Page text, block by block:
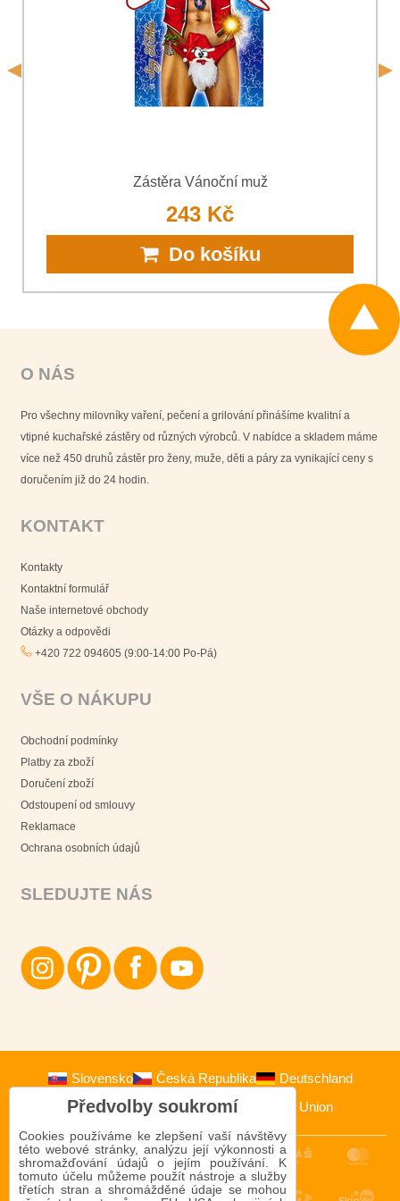
Zástěra Vánoční muž
243 Kč
Do košíku
O NÁS
Pro všechny milovníky vaření, pečení a grilování přinášíme kvalitní a
vtipné kuchařské zástěry od různých výrobců. V nabídce a skladem máme
více než 450 druhů zástěr pro ženy, muže, děti a páry za vynikající ceny s
doručením již do 24 hodin.
KONTAKT
Kontakty
Kontaktní formulář
Naše internetové obchody
Otázky a odpovědi
+420 722 094605 (9:00-14:00 Po-Pá)
VŠE O NÁKUPU
Obchodní podmínky
Platby za zboží
Doručení zboží
Odstoupení od smlouvy
Reklamace
Ochrana osobních údajů
SLEDUJTE NÁS
Slovensko Česká Republika
Deutschland
Österreich
Polska European Union
Předvolby soukromí
Cookies používáme ke zlepšení vaší návštěvy
této webové stránky, analýzu její výkonnosti a
shromažďování údajů o jejím používání. K
tomuto účelu můžeme použít nástroje a služby
třetích stran a shromážděné údaje se mohou